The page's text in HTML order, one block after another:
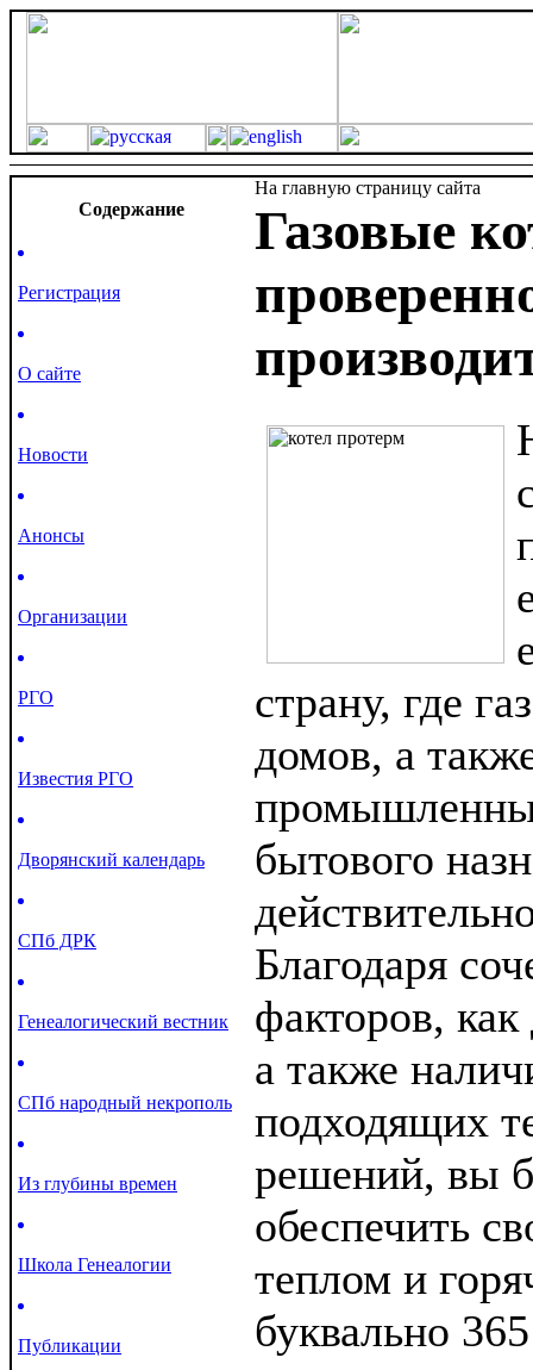
Cодержание
Регистрация
О сайте
Новости
Анонсы
Организации
РГО
Известия РГО
Дворянский календарь
СПб ДРК
Генеалогический вестник
СПб народный некрополь
Из глубины времен
Школа Генеалогии
Публикации
На главную страницу сайта
Газовые
страну, где
домов, а
бытового
Благодаря
факторов,
а также
подходящих
решений, вы
обеспечить
теплом и
буквально